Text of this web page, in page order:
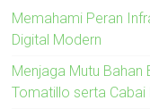
Memahami Peran
Digital Modern
Menjaga Mutu Bahan
Tomatillo serta Cabai